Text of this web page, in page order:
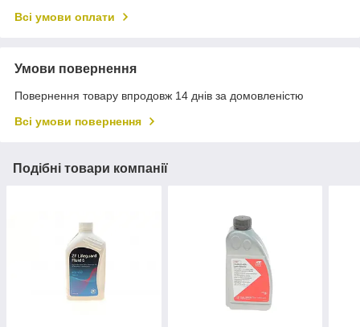
Всі умови оплати
Умови повернення
Повернення товару впродовж 14 днів за домовленістю
Всі умови повернення
Подібні товари компанії